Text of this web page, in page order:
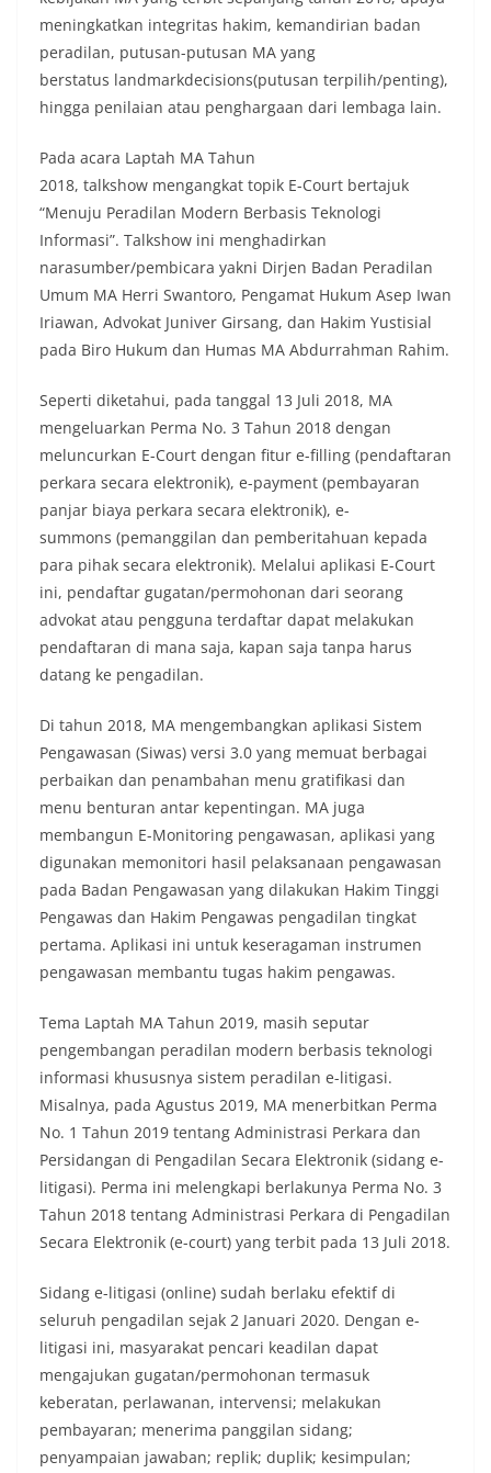
meningkatkan integritas hakim, kemandirian badan
peradilan, putusan-putusan MA yang
berstatus landmarkdecisions(putusan terpilih/penting),
hingga penilaian atau penghargaan dari lembaga lain.
Pada acara Laptah MA Tahun
2018, talkshow mengangkat topik E-Court bertajuk
“Menuju Peradilan Modern Berbasis Teknologi
Informasi”. Talkshow ini menghadirkan
narasumber/pembicara yakni Dirjen Badan Peradilan
Umum MA Herri Swantoro, Pengamat Hukum Asep Iwan
Iriawan, Advokat Juniver Girsang, dan Hakim Yustisial
pada Biro Hukum dan Humas MA Abdurrahman Rahim.
Seperti diketahui, pada tanggal 13 Juli 2018, MA
mengeluarkan Perma No. 3 Tahun 2018 dengan
meluncurkan E-Court dengan fitur e-filling (pendaftaran
perkara secara elektronik), e-payment (pembayaran
panjar biaya perkara secara elektronik), e-
summons (pemanggilan dan pemberitahuan kepada
para pihak secara elektronik). Melalui aplikasi E-Court
ini, pendaftar gugatan/permohonan dari seorang
advokat atau pengguna terdaftar dapat melakukan
pendaftaran di mana saja, kapan saja tanpa harus
datang ke pengadilan.
Di tahun 2018, MA mengembangkan aplikasi Sistem
Pengawasan (Siwas) versi 3.0 yang memuat berbagai
perbaikan dan penambahan menu gratifikasi dan
menu benturan antar kepentingan. MA juga
membangun E-Monitoring pengawasan, aplikasi yang
digunakan memonitori hasil pelaksanaan pengawasan
pada Badan Pengawasan yang dilakukan Hakim Tinggi
Pengawas dan Hakim Pengawas pengadilan tingkat
pertama. Aplikasi ini untuk keseragaman instrumen
pengawasan membantu tugas hakim pengawas.
Tema Laptah MA Tahun 2019, masih seputar
pengembangan peradilan modern berbasis teknologi
informasi khususnya sistem peradilan e-litigasi.
Misalnya, pada Agustus 2019, MA menerbitkan Perma
No. 1 Tahun 2019 tentang Administrasi Perkara dan
Persidangan di Pengadilan Secara Elektronik (sidang e-
litigasi). Perma ini melengkapi berlakunya Perma No. 3
Tahun 2018 tentang Administrasi Perkara di Pengadilan
Secara Elektronik (e-court) yang terbit pada 13 Juli 2018.
Sidang e-litigasi (online) sudah berlaku efektif di
seluruh pengadilan sejak 2 Januari 2020. Dengan e-
litigasi ini, masyarakat pencari keadilan dapat
mengajukan gugatan/permohonan termasuk
keberatan, perlawanan, intervensi; melakukan
pembayaran; menerima panggilan sidang;
penyampaian jawaban; replik; duplik; kesimpulan;